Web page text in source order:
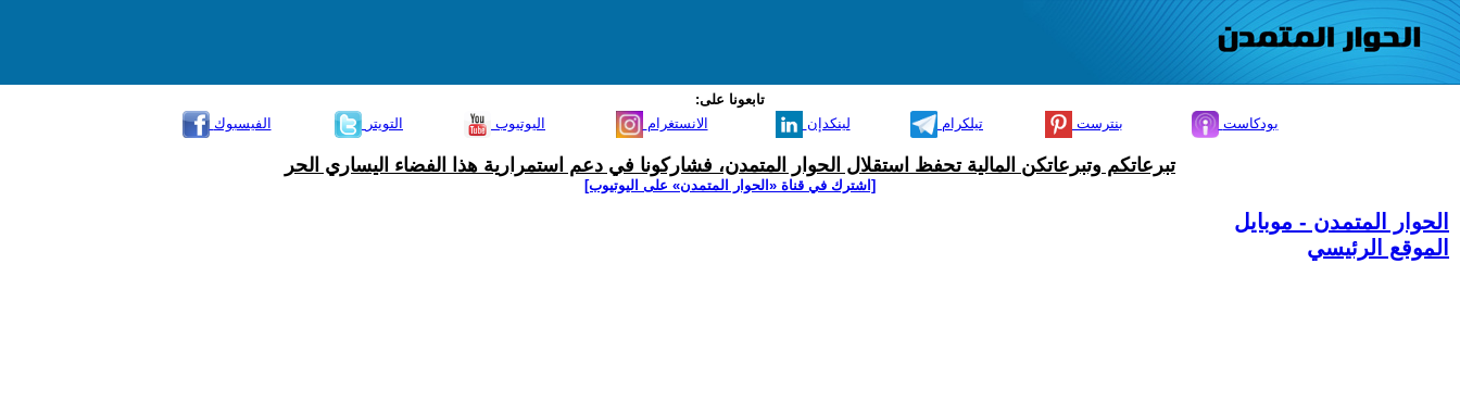
تابعونا على:
الفيسبوك
التويتر اليوتيوب الانستغرام لينكدإن تيلكرام بنترست بودكاست
تبرعاتكم وتبرعاتكن المالية تحفظ استقلال الحوار المتمدن، فشاركونا في دعم استمرارية هذا الفضاء اليساري الحر
[اشترك في قناة ‫«الحوار المتمدن» على اليوتيوب]
الحوار المتمدن - موبايل
الموقع الرئيسي